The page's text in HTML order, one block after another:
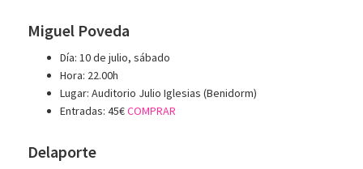
Miguel Poveda
Día: 10 de julio, sábado
Hora: 22.00h
Lugar: Auditorio Julio Iglesias (Benidorm)
Entradas: 45€COMPRAR
Delaporte